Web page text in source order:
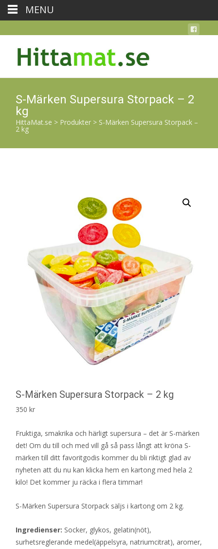
S-Märken Supersura Storpack – 2
kg
HittaMat.se > Produkter > S-Märken Supersura Storpack –
2 kg
S-Märken Supersura Storpack – 2 kg
350 kr
Fruktiga, smakrika och härligt supersura – det är S-märken
det! Om du till och med vill gå så pass långt att kröna S-
märken till ditt favoritgodis kommer du bli riktigt glad av
nyheten att du nu kan klicka hem en kartong med hela 2
kilo! Det kommer ju räcka i flera timmar!
S-Märken Supersura Storpack säljs i kartong om 2 kg.
Ingredienser: Socker, glykos, gelatin(nöt),
surhetsreglerande medel(äppelsyra, natriumcitrat), aromer,
MENU